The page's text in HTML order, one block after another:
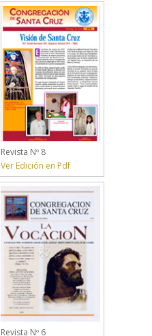
Revista Nº 8
Ver Edición en Pdf
Revista Nº 6